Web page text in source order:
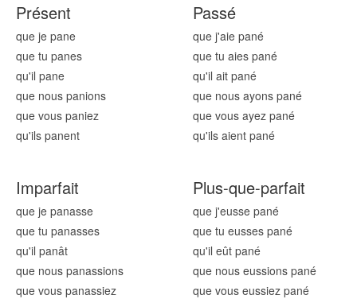
Présent
que je pane
que tu panes
qu'il pane
que nous panions
que vous paniez
qu'ils panent
Passé
que j'aie pané
que tu aies pané
qu'il ait pané
que nous ayons pané
que vous ayez pané
qu'ils aient pané
Imparfait
que je panasse
que tu panasses
qu'il panât
que nous panassions
que vous panassiez
Plus-que-parfait
que j'eusse pané
que tu eusses pané
qu'il eût pané
que nous eussions pané
que vous eussiez pané